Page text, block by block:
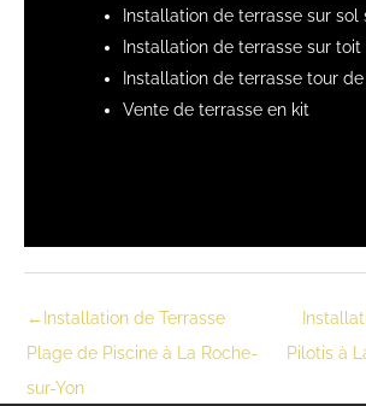
Installation de terrasse sur sol
Installation de terrasse sur toit
Installation de terrasse tour
Vente de terrasse en kit
← Installation de Terrasse
Plage de Piscine à La Roche-
sur-Yon
Pilotis à